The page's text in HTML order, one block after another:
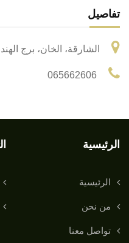
تفاصيل
الشارقة، الخان، برج الهند
الرئيسية
الرئيسية
من نحن
تواصل معنا